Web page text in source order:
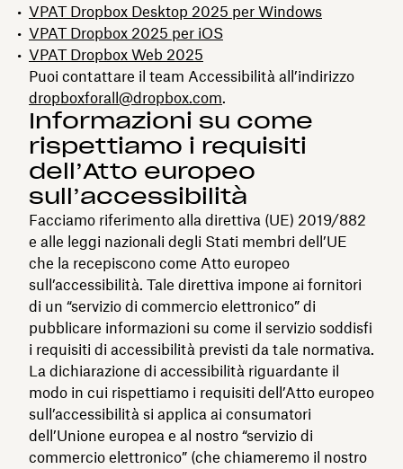
VPAT Dropbox Desktop 2025 per Windows
VPAT Dropbox 2025 per iOS
VPAT Dropbox Web 2025
Puoi contattare il team Accessibilità all’indirizzo
dropboxforall@dropbox.com.
Informazioni su come
rispettiamo i requisiti
dell’Atto europeo
sull’accessibilità
Facciamo riferimento alla direttiva (UE) 2019/882
e alle leggi nazionali degli Stati membri dell’UE
che la recepiscono come Atto europeo
sull’accessibilità. Tale direttiva impone ai fornitori
di un “servizio di commercio elettronico” di
pubblicare informazioni su come il servizio soddisfi
i requisiti di accessibilità previsti da tale normativa.
La dichiarazione di accessibilità riguardante il
modo in cui rispettiamo i requisiti dell’Atto europeo
sull’accessibilità si applica ai consumatori
dell’Unione europea e al nostro “servizio di
commercio elettronico” (che chiameremo il nostro